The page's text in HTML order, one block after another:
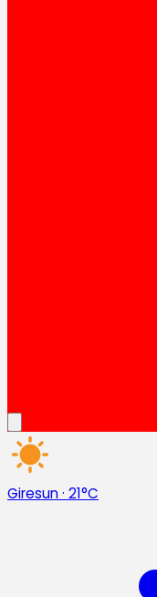
Giresun· 21°C